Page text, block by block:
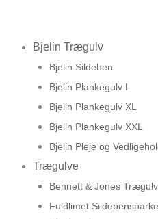
Bjelin Trægulv
Bjelin Sildeben
Bjelin Plankegulv L
Bjelin Plankegulv XL
Bjelin Plankegulv XXL
Bjelin Pleje og
Trægulve
Bennett & Jones
Fuldlimet